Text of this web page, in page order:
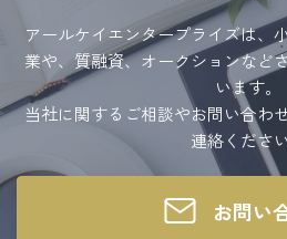
アールケイエンタープライズは、
業や、質融資、オークションなど
います。
当社に関するご相談やお問い合わ
連絡ください
お問い